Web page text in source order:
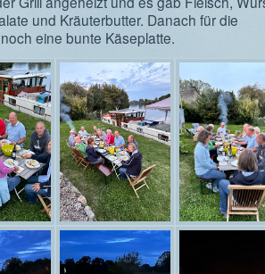
und Kräuterbutter. Danach für die
eine bunte Käseplatte.